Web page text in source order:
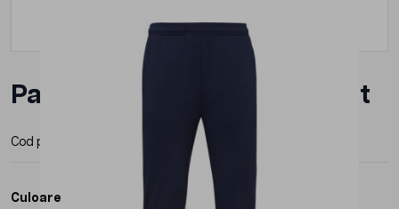
Pantaloni Roly Rodas Barbat
Cod produs: Producator:
Culoare